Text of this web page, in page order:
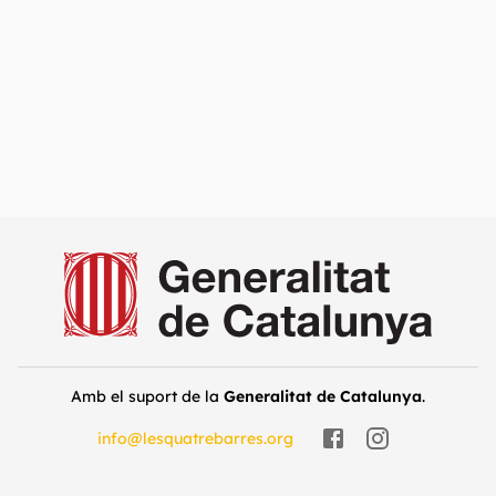
Amb el suport de la Generalitat de Catalunya.
info@lesquatrebarres.org